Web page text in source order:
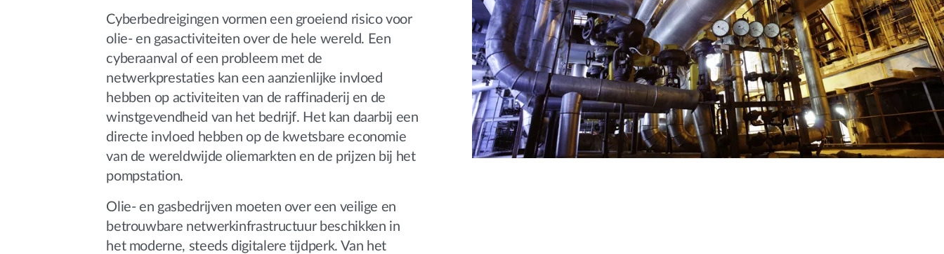
Cyberbedreigingen vormen een groeiend risico voor
olie- en gasactiviteiten over de hele wereld. Een
cyberaanval of een probleem met de
netwerkprestaties kan een aanzienlijke invloed
hebben op activiteiten van de raffinaderij en de
winstgevendheid van het bedrijf. Het kan daarbij een
directe invloed hebben op de kwetsbare economie
van de wereldwijde oliemarkten en de prijzen bij het
pompstation.
Olie- en gasbedrijven moeten over een veilige en
betrouwbare netwerkinfrastructuur beschikken in
het moderne, steeds digitalere tijdperk. Van het